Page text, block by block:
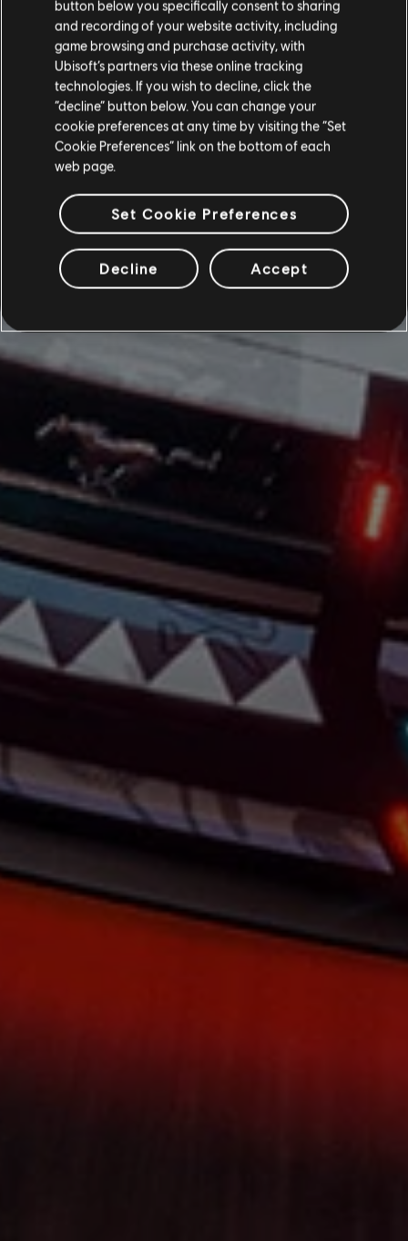
button below you specifically consent to sharing
and recording of your website activity, including
game browsing and purchase activity, with
Ubisoft’s partners via these online tracking
technologies. If you wish to decline, click the
“decline” button below. You can change your
cookie preferences at any time by visiting the “Set
Cookie Preferences” link on the bottom of each
web page.
Set Cookie Preferences
Decline Accept